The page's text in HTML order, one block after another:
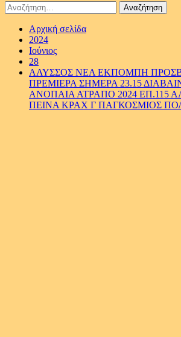
Αναζήτηση
για:
Αρχική σελίδα
2024
Ιούνιος
28
ΑΛΥΣΣΟΣ ΝΕΑ ΕΚΠΟΜΠΗ
ΠΡΕΜΙΕΡΑ ΣΗΜΕΡΑ 23.15
ΑΝΟΠΑΙΑ ΑΤΡΑΠΟ 2024 ΕΠ.115
ΠΕΙΝΑ ΚΡΑΧ Γ ΠΑΓΚΟΣΜΙΟΣ